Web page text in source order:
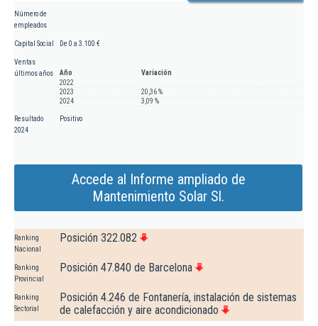
Número de
empleados
Capital Social De 0 a 3.100 €
Ventas
últimos años
Año
Variación
2022
2023
20,36 %
2024
3,09 %
Resultado
2024
Positivo
Accede al Informe ampliado de
Mantenimiento Solar Sl.
Ranking
Nacional
Posición 322.082
Ranking
Provincial
Posición 47.840 de Barcelona
Ranking
Sectorial
Posición 4.246 de Fontanería, instalación de sistemas
de calefacción y aire acondicionado